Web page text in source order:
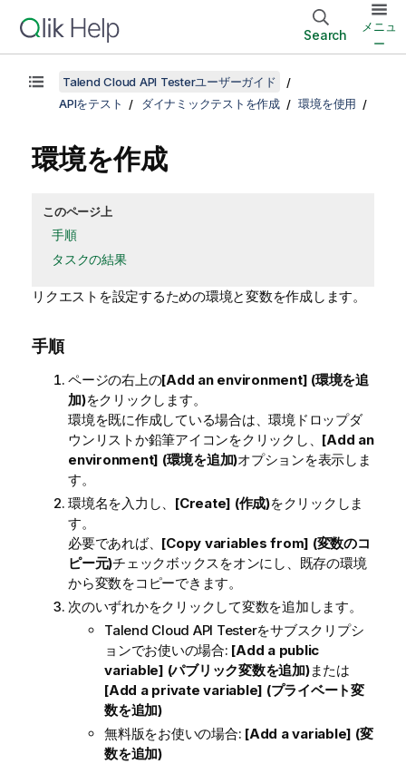
Search
メニュ
ー
Talend Cloud API Testerユーザーガイド
APIをテスト
ダイナミックテストを作成 環境を使用
環境を作成
このページ上
手順
タスクの結果
リクエストを設定するための環境と変数を作成します。
手順
ページの右上の[Add an environment] (環境を追
加)をクリックします。
環境を既に作成している場合は、環境ドロップダ
ウンリストか鉛筆アイコンをクリックし、 [Add an
environment] (環境を追加)オプションを表示しま
す。
環境名を入力し、 [Create] (作成)をクリックしま
す。
必要であれば、 [Copy variables from] (変数のコ
ピー元)チェックボックスをオンにし、既存の環境
から変数をコピーできます。
次のいずれかをクリックして変数を追加します。
Talend Cloud API Testerをサブスクリプシ
ョンでお使いの場合: [Add a public
variable] (パブリック変数を追加)または
[Add a private variable] (プライベート変
数を追加)
無料版をお使いの場合: [Add a variable] (変
数を追加)